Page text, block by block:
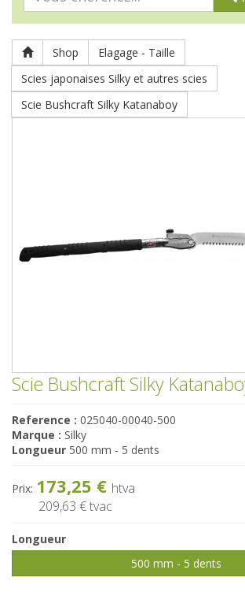
Shop
Elagage - Taille
Scies japonaises Silky et autres scies
Scie Bushcraft Silky Katanaboy
Scie Bushcraft Silky
Reference : 025040-00040-500
Marque : Silky
Longueur 500 mm - 5 dents
Prix: 173,25 € htva
209,63 €tvac
Longueur
500 mm - 5 dents